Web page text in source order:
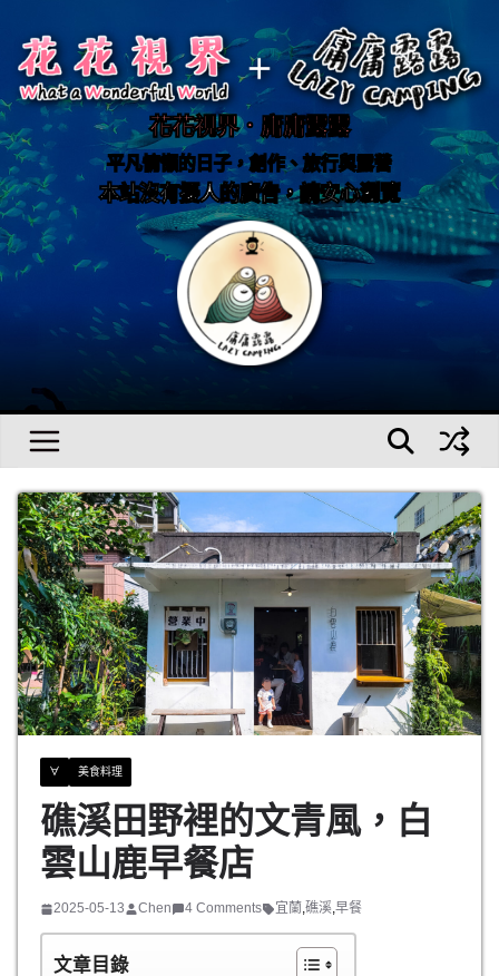
content
花花視界．庸庸露露
平凡慵懶的日子，創作、旅行與露營
本站沒有擾人的廣告，請安心瀏覽
∀ 美食料理
礁溪田野裡的文青風，白
雲山鹿早餐店
2025-05-13 Chen 4 Comments 宜蘭,礁溪,早餐
文章目錄